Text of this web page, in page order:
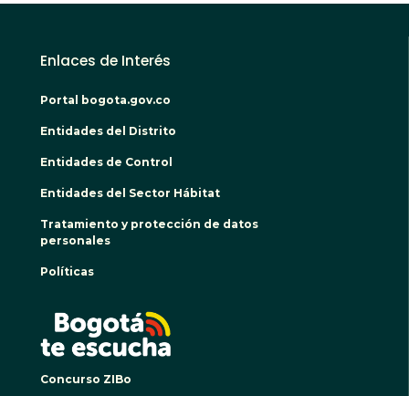
Enlaces de Interés
Portal bogota.gov.co
Entidades del Distrito
Entidades de Control
Entidades del Sector Hábitat
Tratamiento y protección de datos
personales
Políticas
Concurso ZIBo